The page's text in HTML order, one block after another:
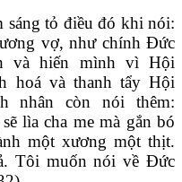
sáng tỏ điều đó khi nói:
vợ, như chính Đức
và hiến mình vì Hội
hoá và thanh tẩy Hội
nhân còn nói thêm:
lìa cha me mà gắn bó
một xương một thịt.
Tôi muốn nói về Đức